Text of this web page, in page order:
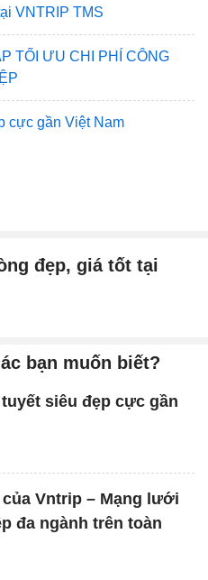
VNTRIP TMS
TỐI ƯU CHI PHÍ CÔNG
cực gần Việt Nam
đẹp, giá tốt tại
bạn muốn biết?
tuyết siêu đẹp cực gần
Vntrip – Mạng lưới
đa ngành trên toàn